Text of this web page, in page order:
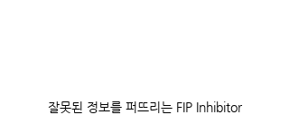
잘못된 정보를 퍼뜨리는 FIP Inhibitor